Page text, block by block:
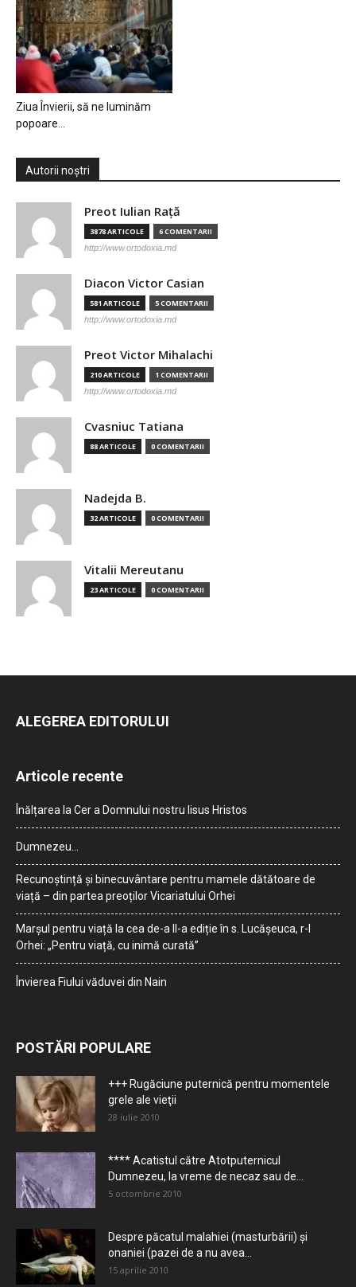
Ziua Învierii, să ne luminăm
popoare…
Autorii noștri
Preot Iulian Raţă
3878 ARTICOLE 6 COMENTARII
http://www.ortodoxia.md
Diacon Victor Casian
581 ARTICOLE 5 COMENTARII
http://www.ortodoxia.md
Preot Victor Mihalachi
210 ARTICOLE 1 COMENTARII
http://www.ortodoxia.md
Cvasniuc Tatiana
88 ARTICOLE 0 COMENTARII
Nadejda B.
32 ARTICOLE 0 COMENTARII
Vitalii Mereutanu
23 ARTICOLE 0 COMENTARII
ALEGEREA EDITORULUI
Articole recente
Înălțarea la Cer a Domnului nostru Iisus Hristos
Dumnezeu…
Recunoștință și binecuvântare pentru mamele dătătoare de
viață – din partea preoților Vicariatului Orhei
Marșul pentru viață la cea de-a II-a ediție în s. Lucășeuca, r-l
Orhei: „Pentru viață, cu inimă curată”
Învierea Fiului văduvei din Nain
POSTĂRI POPULARE
+++ Rugăciune puternică pentru momentele
grele ale vieţii
28 iulie 2010
**** Acatistul către Atotputernicul
Dumnezeu, la vreme de necaz sau de...
5 octombrie 2010
Despre păcatul malahiei (masturbării) şi
onaniei (pazei de a nu avea...
15 aprilie 2010